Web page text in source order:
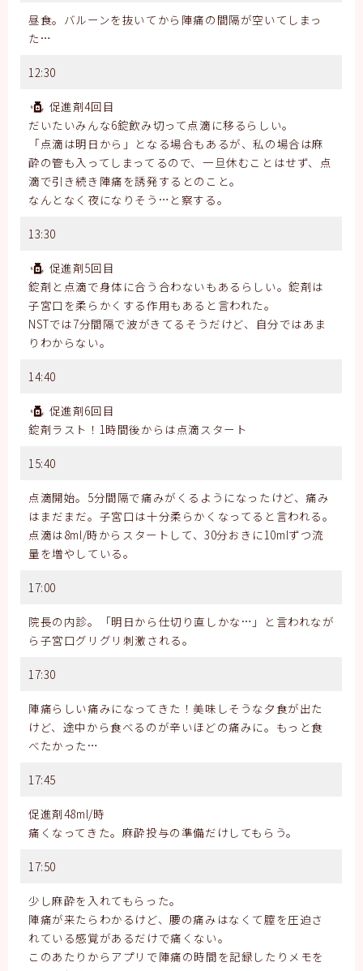
昼食。バルーンを抜いてから陣痛の間隔が空いてしまっ
た…
12:30
促進剤4回目
だいたいみんな6錠飲み切って点滴に移るらしい。
「点滴は明日から」となる場合もあるが、私の場合は麻
酔の管も入ってしまってるので、一旦休むことはせず、点
滴で引き続き陣痛を誘発するとのこと。
なんとなく夜になりそう…と察する。
13:30
促進剤5回目
錠剤と点滴で身体に合う合わないもあるらしい。錠剤は
子宮口を柔らかくする作用もあると言われた。
NSTでは7分間隔で波がきてるそうだけど、自分ではあま
りわからない。
14:40
促進剤6回目
錠剤ラスト！1時間後からは点滴スタート
15:40
点滴開始。5分間隔で痛みがくるようになったけど、痛み
はまだまだ。子宮口は十分柔らかくなってると言われる。
点滴は8ml/時からスタートして、30分おきに10mlずつ流
量を増やしている。
17:00
院長の内診。「明日から仕切り直しかな…」と言われなが
ら子宮口グリグリ刺激される。
17:30
陣痛らしい痛みになってきた！美味しそうな夕食が出た
けど、途中から食べるのが辛いほどの痛みに。もっと食
べたかった…
17:45
促進剤48ml/時
痛くなってきた。麻酔投与の準備だけしてもらう。
17:50
少し麻酔を入れてもらった。
陣痛が来たらわかるけど、腰の痛みはなくて膣を圧迫さ
れている感覚があるだけで痛くない。
このあたりからアプリで陣痛の時間を記録したりメモを